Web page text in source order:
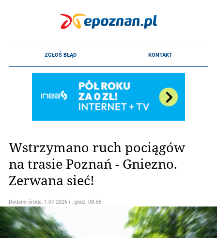
Wstrzymano ruch pociągów
na trasie Poznań - Gniezno.
Zerwana sieć!
Dodano środa, 1.07.2026 r., godz. 08.56